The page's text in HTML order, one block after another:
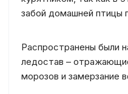
забой домашней птицы
Распространены были
ледостав –
морозов и замерзание